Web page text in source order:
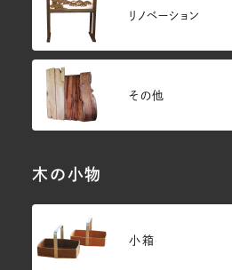
リノベーション
その他
木の小物
小箱